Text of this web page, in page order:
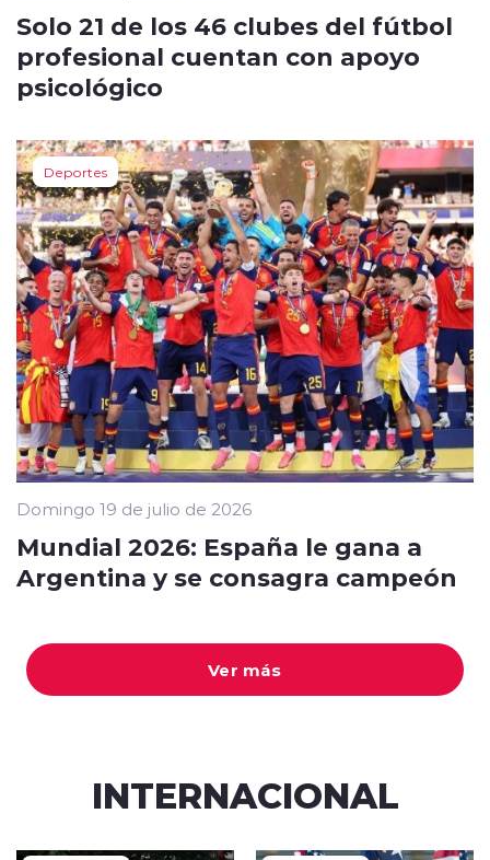
Ver más
Solo 21 de los 46 clubes del fútbol
profesional cuentan con apoyo
psicológico
Deportes
Domingo 19 de julio de 2026
Mundial 2026: España le gana a
Argentina y se consagra campeón
INTERNACIONAL